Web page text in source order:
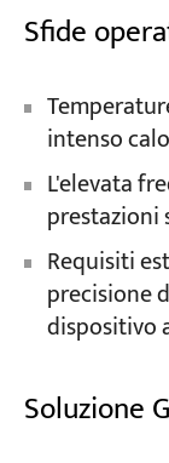
Sfide
intenso
L'elevata
prestazioni
Requisiti
precisione
dispositivo
Soluzione